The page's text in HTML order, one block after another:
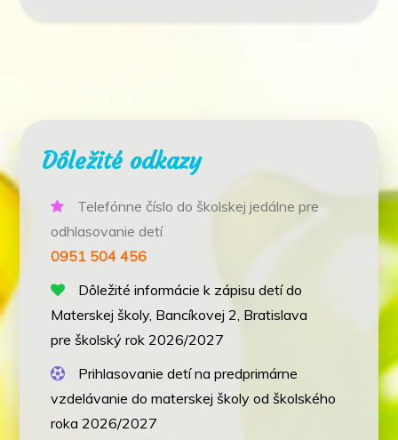
Dôležité odkazy
Telefónne číslo do školskej jedálne pre
odhlasovanie detí
0951 504 456
Dôležité informácie k zápisu detí do
Materskej školy, Bancíkovej 2, Bratislava
pre školský rok 2026/2027
Prihlasovanie detí na predprimárne
vzdelávanie do materskej školy od školského
roka 2026/2027